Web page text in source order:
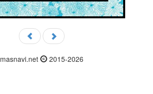
masnavi.net 2015-2026